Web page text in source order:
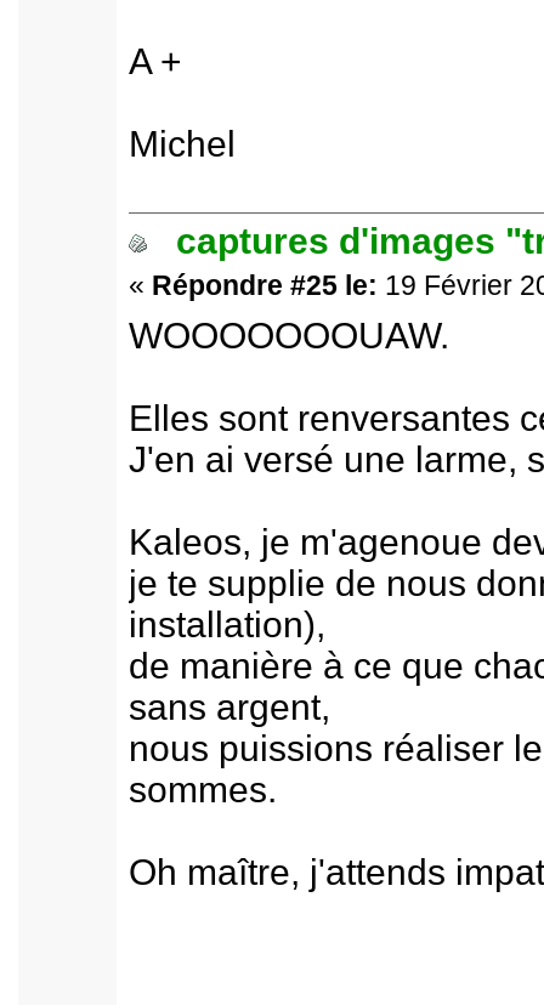
A +
Michel
captures d'images
« Répondre #25 le: 19 Février
WOOOOOOOUAW.
Elles sont renversantes
J'en ai versé une larme,
Kaleos, je m'agenoue
je te supplie de nous
installation),
de manière à ce que
sans argent,
nous puissions réaliser
sommes.
Oh maître, j'attends